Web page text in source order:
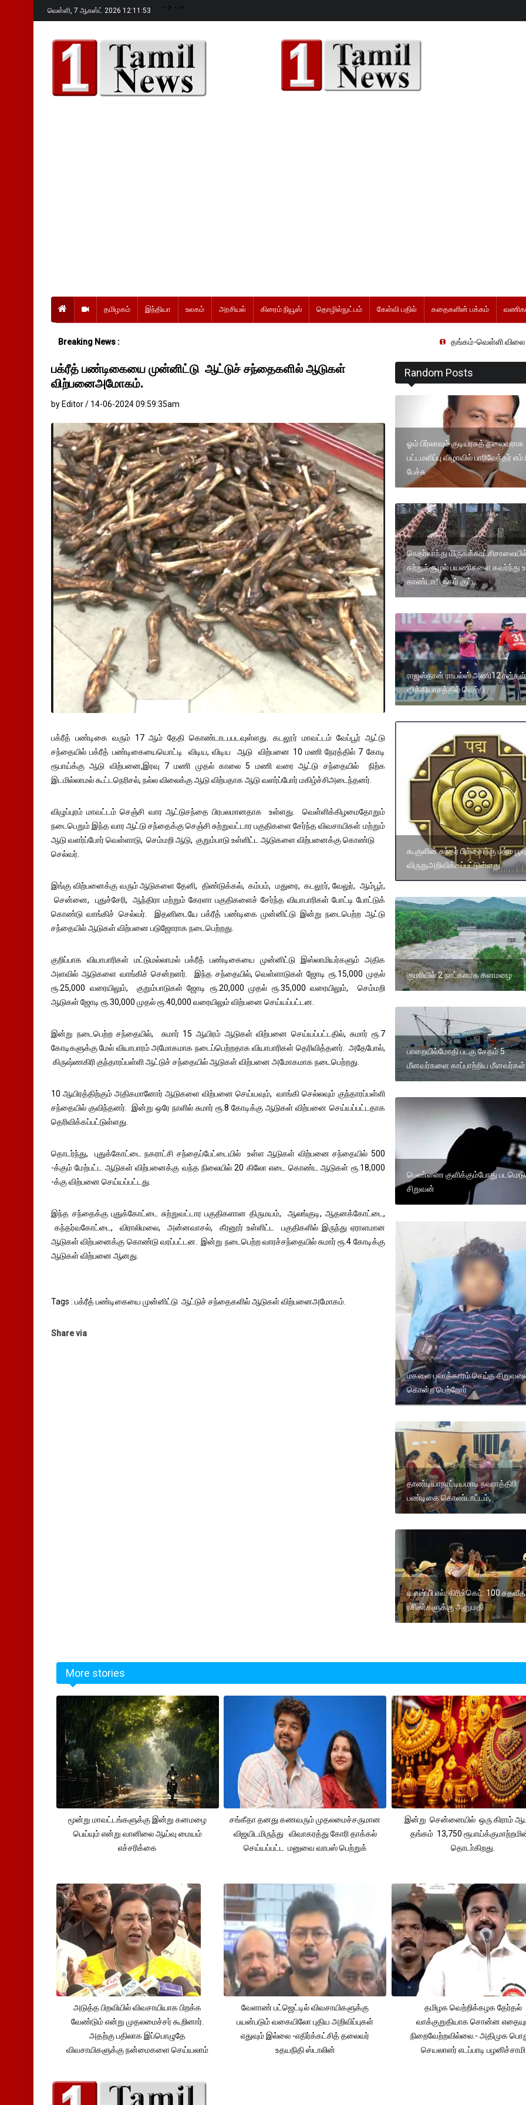
வெள்ளி, 7 ஆகஸ்ட் 2026 12:11:55 --> -->
தமிழகம் இந்தியா உலகம் அரசியல் கிரைம் நியூஸ் தொழில்நுட்பம் கேள்வி பதில் கதைகளின் பக்கம்
Breaking News : தங்கம்-வெள்ளி விலை
பக்ரீத் பண்டிகையை முன்னிட்டு ஆட்டுச் சந்தைகளில் ஆடுகள்
விற்பனைஅமோகம்.
by Editor / 14-06-2024 09:59:35am
பக்ரீத் பண்டிகை வரும் 17 ஆம் தேதி கொண்டாடபபடவுள்ளது. கடலூர் மாவட்டம் வேப்பூர் ஆட்டு
சந்தையில் பக்ரீத் பண்டிகையையொட்டி விடிய, விடிய ஆடு விற்பனை 10 மணி நேரத்தில் 7 கோடி
ரூபாய்க்கு ஆடு விற்பனை,இரவு 7 மணி முதல் காலை 5 மணி வரை ஆட்டு சந்தையில் நிற்க
இடமில்லாமல் கூட்டநெரிசல், நல்ல விலைக்கு ஆடு விற்பதாக ஆடு வளர்ப்போர் மகிழ்ச்சிஅடைந்தனர்.
விழுப்புரம் மாவட்டம் செஞ்சி வார ஆட்டுசந்தை பிரபலமானதாக உள்ளது. வெள்ளிக்கிழமைதோறும்
நடைபெறும் இந்த வார ஆட்டு சந்தைக்கு செஞ்சி சுற்றுவட்டார பகுதிகளை சேர்ந்த விவசாயிகள் மற்றும்
ஆடு வளர்ப்போர் வெள்ளாடு, செம்மறி ஆடு, குறும்பாடு உள்ளிட்ட ஆடுகளை விற்பனைக்கு கொண்டு
செல்வர்.
இங்கு விற்பனைக்கு வரும் ஆடுகளை தேனி, திண்டுக்கல், கம்பம், மதுரை, கடலூர், வேலுர், ஆம்பூர்,
சென்னை, புதுச்சேரி, ஆந்திரா மற்றும் கேரளா பகுதிகளைச் சேர்ந்த வியாபாரிகள் போட்டி போட்டுக்
கொண்டு வாங்கிச் செல்வர். இதனிடையே பக்ரீத் பண்டிகை முன்னிட்டு இன்று நடைபெற்ற ஆட்டு
சந்தையில் ஆடுகள் விற்பனை படுஜோராக நடைபெற்றது.
குறிப்பாக வியாபாரிகள் மட்டுமல்லாமல் பக்ரீத் பண்டிகையை முன்னிட்டு இஸ்லாமியர்களும் அதிக
அளவில் ஆடுகளை வாங்கிச் சென்றனர். இந்த சந்தையில், வெள்ளாடுகள் ஜோடி ரூ.15,000 முதல்
ரூ.25,000 வரையிலும், குறும்பாடுகள் ஜோடி ரூ.20,000 முதல் ரூ.35,000 வரையிலும், செம்மறி
ஆடுகள் ஜோடி ரூ.30,000 முதல் ரூ.40,000 வரையிலும் விற்பனை செய்யப்பட்டன.
இன்று நடைபெற்ற சந்தையில், சுமார் 15 ஆயிரம் ஆடுகள் விற்பனை செய்யப்பட்டதில், சுமார் ரூ.7
கோடிகளுக்கு மேல் வியாபாரம் அமோகமாக நடைப்பெற்றதாக வியாபாரிகள் தெரிவித்தனர். அதேபோல்,
கிருஷ்ணகிரி குந்தாரப்பள்ளி ஆட்டுச் சந்தையில் ஆடுகள் விற்பனை அமோகமாக நடைபெற்றது.
10 ஆயிரத்திற்கும் அதிகமானோர் ஆடுகளை விற்பனை செய்யவும், வாங்கி செல்லவும் குந்தாரப்பள்ளி
சந்தையில் குவிந்தனர். இன்று ஒரே நாளில் சுமார் ரூ.8 கோடிக்கு ஆடுகள் விற்பனை செய்யப்பட்டதாக
தெரிவிக்கப்பட்டுள்ளது.
தொடர்ந்து, புதுக்கோட்டை நகராட்சி சந்தைப்பேட்டையில் உள்ள ஆடுகள் விற்பனை சந்தையில் 500
-க்கும் மேற்பட்ட ஆடுகள் விற்பனைக்கு வந்த நிலையில் 20 கிலோ எடை கொண்ட ஆடுகள் ரூ.18,000
-க்கு விற்பனை செய்யப்பட்டது.
இந்த சந்தைக்கு புதுக்கோட்டை சுற்றுவட்டார பகுதிகளான திருமயம், ஆலங்குடி, ஆதனக்கோட்டை,
கந்தர்வகோட்டை, விராலிமலை, அன்னவாசல், கீரனூர் உள்ளிட்ட பகுதிகளில் இருந்து ஏராளமான
ஆடுகள் விற்பனைக்கு கொண்டு வரப்பட்டன. இன்று நடைபெற்ற வாரச்சந்தையில் சுமார் ரூ.4 கோடிக்கு
ஆடுகள் விற்பனை ஆனது.
Tags : பக்ரீத் பண்டிகையை முன்னிட்டு ஆட்டுச் சந்தைகளில் ஆடுகள் விற்பனைஅமோகம்.
Share via
Random Posts
ஓம் பிர்லாவும் குடியரசுத் தலைவராக
பட்டமளிப்பு விழாவில் பாரிவேந்தர்
பேச்சு
நெதர்லாந்து
சுற்றுச்சூழல் பயணிகளை கவர்ந்து
காண்டாமிருகம் குட்டி
ராஜஸ்தான் ராயல்ஸ் அணி12 ரன்கள்
வித்தியாசத்தில் வெற்றி
கூகுளின் சுந்தர் பிச்சைக்கு பத்ம
விருதுஅறிவிக்கப்பட்டுள்ளது
குமரியில் 2 நாட்களாக கனமழை
பாறையில்மோதி படகு சேதம் 5
மீனவர்களை காப்பாற்றிய
பெண்ணை குளிக்கும்போது
சிறுவன்
மகளை பலாத்காரம் செய்த
கொன்ற பெற்றோர்
தாண்டியாநாட்டியமாடி நவராத்திரி
பண்டிகை கொண்டாட்டம்,
டி.என்.பி.எல். கிரிக்கெட்: 100 சதவீத
ரசிகர்களுக்கு அனுமதி
More stories
மூன்று மாவட்டங்களுக்கு இன்று கனமழை
பெய்யும் என்று வானிலை ஆய்வு மையம்
எச்சரிக்கை
சங்கீதா தனது கணவரும் முதலமைச்சருமான
விஜயிடமிருந்து விவாகரத்து கோரி தாக்கல்
செய்யப்பட்ட மனுவை வாபஸ் பெற்றுக்
இன்று சென்னையில் ஒரு கிராம்
தங்கம் 13,750
தொடா்கிறது.
அடுத்த பிறவியில் விவசாயியாக பிறக்க
வேண்டும் என்று முதலமைச்சர் கூறினார்.
அதற்கு பதிலாக இப்பொழுதே
விவசாயிகளுக்கு நன்மைகளை செய்யலாம்
வேளாண் பட்ஜெட்டில் விவசாயிகளுக்கு
பயன்படும் வகையிலோ புதிய அறிவிப்புகள்
எதுவும் இல்லை -எதிர்க்கட்சித் தலைவர்
உதயநிதி ஸ்டாலின்
தமிழக வெற்றிக்கழக தேர்தல்
வாக்குறுதியாக சொன்ன
நிறைவேற்றவில்லை.- அதிமுக
செயலாளர் எடப்பாடி பழனிச்சாமி